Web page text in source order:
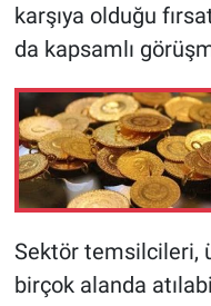
karşıya olduğu
da kapsamlı
Sektör temsilcileri,
birçok alanda